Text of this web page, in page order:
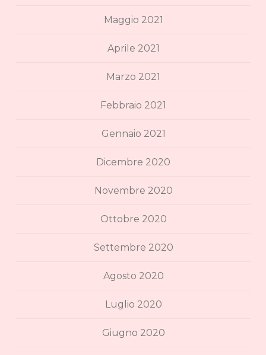
Maggio 2021
Aprile 2021
Marzo 2021
Febbraio 2021
Gennaio 2021
Dicembre 2020
Novembre 2020
Ottobre 2020
Settembre 2020
Agosto 2020
Luglio 2020
Giugno 2020